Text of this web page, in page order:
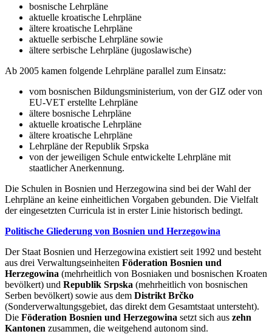
bosnische Lehrpläne
aktuelle kroatische Lehrpläne
ältere kroatische Lehrpläne
aktuelle serbische Lehrpläne sowie
ältere serbische Lehrpläne (jugoslawische)
Ab 2005 kamen folgende Lehrpläne parallel zum Einsatz:
vom bosnischen Bildungsministerium, von der GIZ oder von
EU-VET erstellte Lehrpläne
ältere bosnische Lehrpläne
aktuelle kroatische Lehrpläne
ältere kroatische Lehrpläne
Lehrpläne der Republik Srpska
von der jeweiligen Schule entwickelte Lehrpläne mit
staatlicher Anerkennung.
Die Schulen in Bosnien und Herzegowina sind bei der Wahl der
Lehrpläne an keine einheitlichen Vorgaben gebunden. Die Vielfalt
der eingesetzten Curricula ist in erster Linie historisch bedingt.
Politische Gliederung von Bosnien und Herzegowina
Der Staat Bosnien und Herzegowina existiert seit 1992 und besteht
aus drei Verwaltungseinheiten Föderation Bosnien und
Herzegowina (mehrheitlich von Bosniaken und bosnischen Kroaten
bevölkert) und Republik Srpska (mehrheitlich von bosnischen
Serben bevölkert) sowie aus dem Distrikt Brčko
(Sonderverwaltungsgebiet, das direkt dem Gesamtstaat untersteht).
Die Föderation Bosnien und Herzegowina setzt sich aus zehn
Kantonen zusammen, die weitgehend autonom sind.